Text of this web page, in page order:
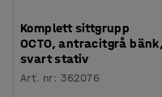
Komplett sittgrupp
OCTO, antracitgrå bänk,
svart stativ
Art. nr: 362076